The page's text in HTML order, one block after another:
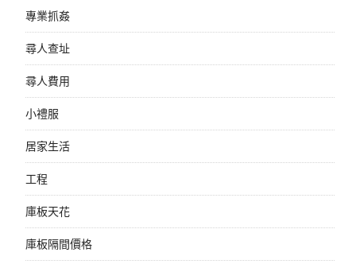
專業抓姦
尋人查址
尋人費用
小禮服
居家生活
工程
庫板天花
庫板隔間價格